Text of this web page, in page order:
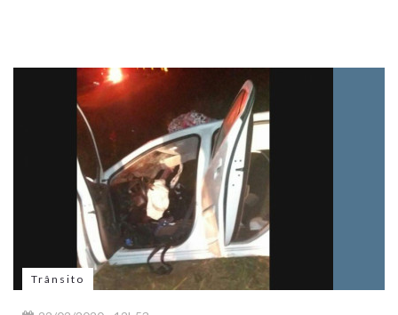
Trânsito